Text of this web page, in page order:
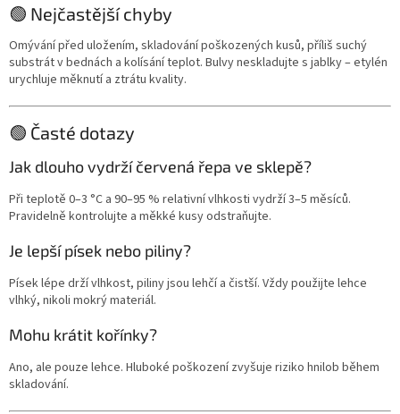
🟢 Nejčastější chyby
Omývání před uložením, skladování poškozených kusů, příliš suchý
substrát v bednách a kolísání teplot. Bulvy neskladujte s jablky – etylén
urychluje měknutí a ztrátu kvality.
🟢 Časté dotazy
Jak dlouho vydrží červená řepa ve sklepě?
Při teplotě 0–3 °C a 90–95 % relativní vlhkosti vydrží 3–5 měsíců.
Pravidelně kontrolujte a měkké kusy odstraňujte.
Je lepší písek nebo piliny?
Písek lépe drží vlhkost, piliny jsou lehčí a čistší. Vždy použijte lehce
vlhký, nikoli mokrý materiál.
Mohu krátit kořínky?
Ano, ale pouze lehce. Hluboké poškození zvyšuje riziko hnilob během
skladování.